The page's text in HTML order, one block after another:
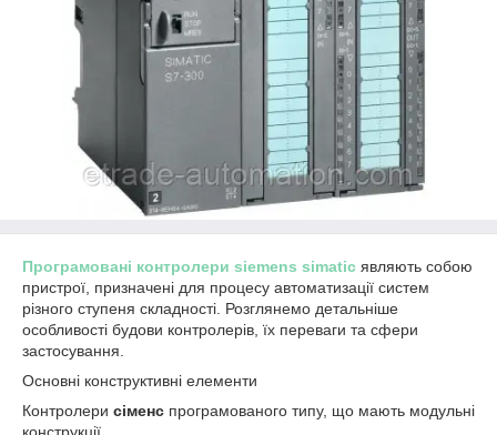
Програмовані контролери siemens simatic являють собою
пристрої, призначені для процесу автоматизації систем
різного ступеня складності. Розглянемо детальніше
особливості будови контролерів, їх переваги та сфери
застосування.
Основні конструктивні елементи
Контролери сіменс програмованого типу, що мають модульні